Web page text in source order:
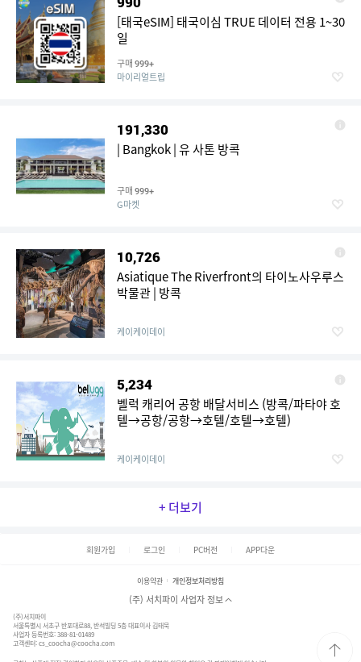
[태국eSIM] 태국이심 TRUE 데이터 전용 1~30
일
구매 999+
마이리얼트립
191,330
| Bangkok | 유 사톤 방콕
구매 999+
G마켓
10,726
Asiatique The Riverfront의 타이노사우루스
박물관 | 방콕
케이케이데이
5,234
벨럭 캐리어 공항 배달서비스 (방콕/파타야 호
텔→공항/공항→호텔/호텔→호텔)
케이케이데이
+ 더보기
회원가입 로그인 PC버전 APP다운
이용약관 개인정보처리방침
(주) 서치파이 사업자 정보
(주)서치파이
서울특별시 서초구 반포대로88, 반석빌딩 5층 대표이사 김태묵
사업자 등록번호: 388-81-01489
고객센터:cs_coocha@coocha.com